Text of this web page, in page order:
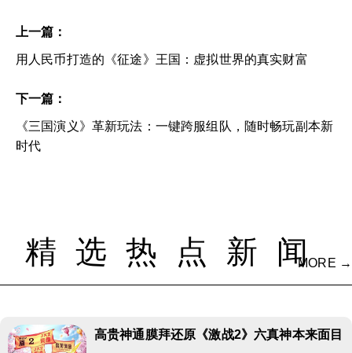
上一篇：
用人民币打造的《征途》王国：虚拟世界的真实财富
下一篇：
《三国演义》革新玩法：一键跨服组队，随时畅玩副本新
时代
精选热点新闻
MORE →
高贵神通膜拜还原《激战2》六真神本来面目